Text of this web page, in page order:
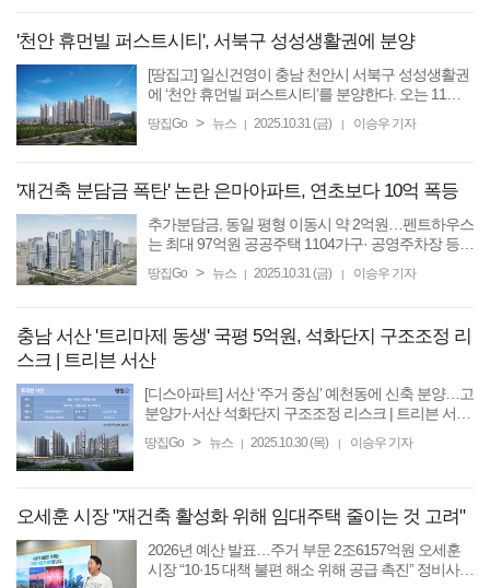
'천안 휴먼빌 퍼스트시티', 서북구 성성생활권에 분양
[땅집고] 일신건영이 충남 천안시 서북구 성성생활권
에 ‘천안 휴먼빌 퍼스트시티’를 분양한다. 오는 11월 4
당계약을 진행한다. 이 단지는 지하 3층~지상 33층,
땅집Go > 뉴스 2025.10.31 (금) 이승우 기자
'재건축 분담금 폭탄' 논란 은마아파트, 연초보다 10억 폭등
추가분담금, 동일 평형 이동시 약 2억원…펜트하우스
는 최대 97억원 공공주택 1104가구· 공영주차장 등
강남 재건축의 대명사로 불리는 대치동 ‘은마아파
땅집Go > 뉴스 | 2025.10.31 (금) | 이승우 기자
충남 서산 '트리마제 동생' 국평 5억원, 석화단지 구조조정 리
스크 | 트리븐 서산
[디스아파트] 서산 ‘주거 중심’ 예천동에 신축 분양…고
분양가·서산 석화단지 구조조정 리스크 | 트리븐 서산
시공하는 충남 서산시 예천동 ‘트리븐 서산’이 ...
땅집Go > 뉴스 2025.10.30 (목) 이승우 기자
오세훈 시장 "재건축 활성화 위해 임대주택 줄이는 것 고려"
2026년 예산 발표…주거 부문 2조6157억원 오세훈
시장 “10·15 대책 불편 해소 위해 공급 촉진” 정비사업